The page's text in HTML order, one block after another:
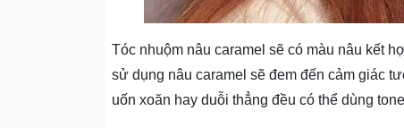
Tóc nhuộm nâu caramel sẽ có màu nâu kết
sử dụng nâu caramel sẽ đem đến cảm giác
uốn xoăn hay duỗi thẳng đều có thể dùng